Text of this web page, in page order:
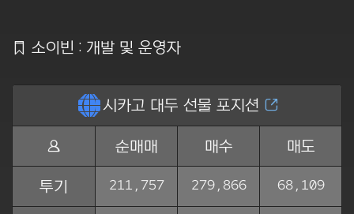
Ẍ 소이빈 : 개발 및 운영자
ẵ시카고 대두 선물 포지션 Ằ
Ṅ 순매매 매수 매도
투기 211,757 279,866 68,109